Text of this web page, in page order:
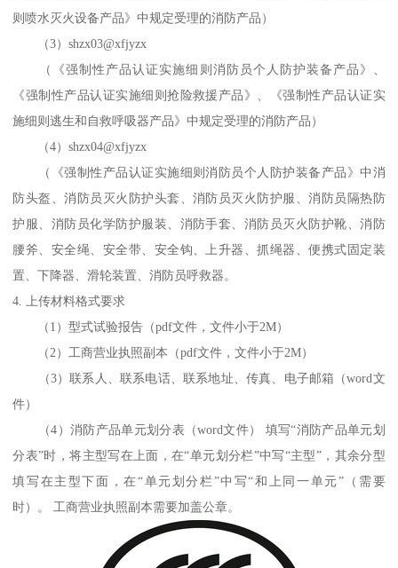
则喷水灭火设备产品》中规定受理的消防产品）
（3）shzx03@xfjyzx
（《强制性产品认证实施细则消防员个人防护装备产品》、
《强制性产品认证实施细则抢险救援产品》、《强制性产品认证实
施细则逃生和自救呼吸器产品》中规定受理的消防产品）
（4）shzx04@xfjyzx
（《强制性产品认证实施细则消防员个人防护装备产品》中消
防头盔、消防员灭火防护头套、消防员灭火防护服、消防员隔热防
护服、消防员化学防护服装、消防手套、消防员灭火防护靴、消防
腰斧、安全绳、安全带、安全钩、上升器、抓绳器、便携式固定装
置、下降器、滑轮装置、消防员呼救器。
4. 上传材料格式要求
（1）型式试验报告（pdf文件，文件小于2M）
（2）工商营业执照副本（pdf文件，文件小于2M）
（3）联系人、联系电话、联系地址、传真、电子邮箱（word文
件）
（4）消防产品单元划分表（word文件） 填写“消防产品单元划
分表”时，将主型写在上面，在“单元划分栏”中写“主型”，其余分型
填写在主型下面，在“单元划分栏”中写“和上同一单元”（需要
时）。 工商营业执照副本需要加盖公章。